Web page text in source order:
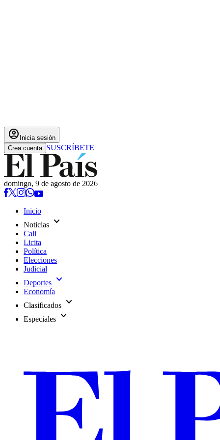
account_circle Inicia sesión
Crea cuenta SUSCRÍBETE
domingo, 9 de agosto de 2026
Inicio
Noticias expand_more
Cali
Licita
Política
Elecciones
Judicial
Deportes expand_more
Economía
Clasificados expand_more
Especiales expand_more